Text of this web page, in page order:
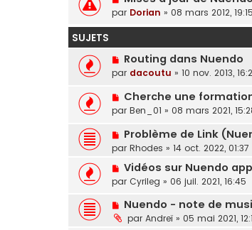
par Dorian » 08 mars 2012, 19:15
SUJETS
Routing dans Nuendo
par dacoutu » 10 nov. 2013,
Cherche une formation
par Ben_01 » 08 mars 2021,
Problème de Link
par Rhodes » 14 oct. 2022, 01:37
Vidéos sur Nuendo
par Cyrileg » 06 juil. 2021, 16:45
Nuendo - note de
par Andreï » 05 mai 2021,